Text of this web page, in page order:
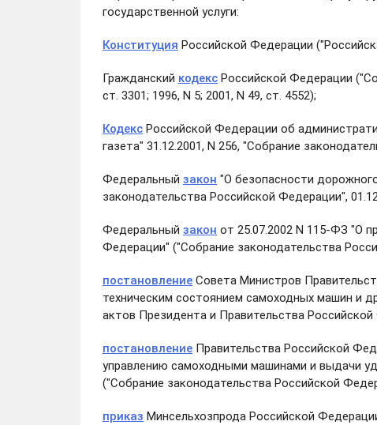
государственной услуги:
Конституция Российской Федерации
Гражданский кодекс Российской Федерации
ст. 3301; 1996, N 5; 2001, N 49, ст. 4552);
Кодекс Российской Федерации об
газета" 31.12.2001, N 256, "Собрание
Федеральный закон "О безопасности
законодательства Российской Федерации",
Федеральный закон от 25.07.2002 N 115-ФЗ "О
Федерации" ("Собрание законодательства
постановление Совета Министров
техническим состоянием самоходных машин и
актов Президента и Правительства Российской
постановление Правительства Российской
управлению самоходными машинами и выдачи
("Собрание законодательства Российской
приказ Минсельхозпрода Российской